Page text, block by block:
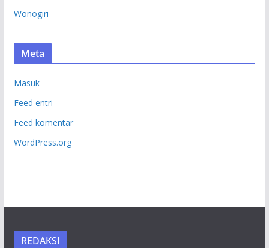
Wonogiri
Meta
Masuk
Feed entri
Feed komentar
WordPress.org
REDAKSI